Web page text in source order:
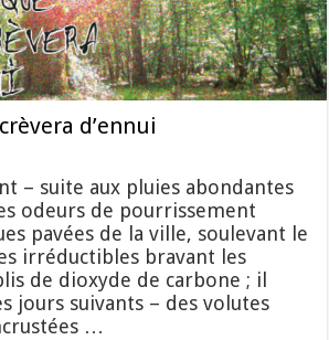
d’ennui
– suite aux pluies abondantes
odeurs de pourrissement
pavées de la ville, soulevant le
irréductibles bravant les
de dioxyde de carbone ; il
jours suivants – des volutes
…